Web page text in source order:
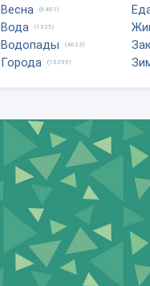
Весна (6481)
Вода (1335)
Водопады (4623)
Города (15295)